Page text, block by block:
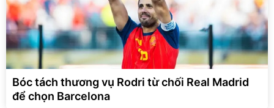
Bóc tách thương vụ Rodri từ chối Real Madrid
để chọn Barcelona